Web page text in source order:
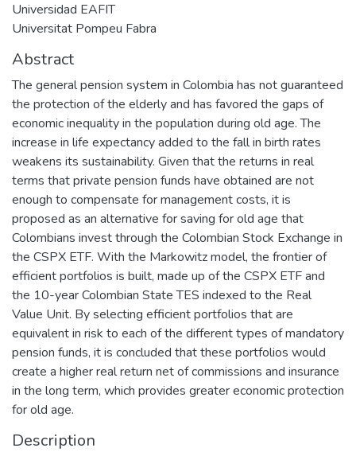
Universidad EAFIT
Universitat Pompeu Fabra
Abstract
The general pension system in Colombia has not guaranteed
the protection of the elderly and has favored the gaps of
economic inequality in the population during old age. The
increase in life expectancy added to the fall in birth rates
weakens its sustainability. Given that the returns in real
terms that private pension funds have obtained are not
enough to compensate for management costs, it is
proposed as an alternative for saving for old age that
Colombians invest through the Colombian Stock Exchange in
the CSPX ETF. With the Markowitz model, the frontier of
efficient portfolios is built, made up of the CSPX ETF and
the 10-year Colombian State TES indexed to the Real
Value Unit. By selecting efficient portfolios that are
equivalent in risk to each of the different types of mandatory
pension funds, it is concluded that these portfolios would
create a higher real return net of commissions and insurance
in the long term, which provides greater economic protection
for old age.
Description